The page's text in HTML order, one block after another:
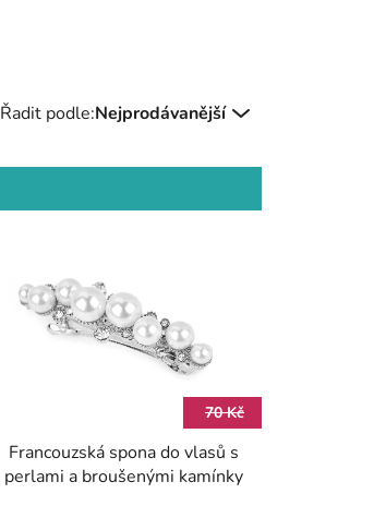
Řadit podle:Nejprodávanější
70 Kč
Francouzská spona do vlasů s
perlami a broušenými kamínky